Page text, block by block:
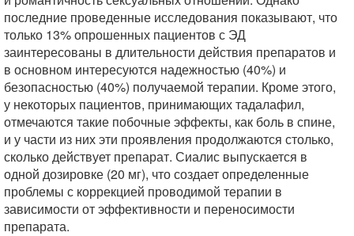
последние проведенные исследования показывают, что
только 13% опрошенных пациентов с ЭД
заинтересованы в длительности действия препаратов и
в основном интересуются надежностью (40%) и
безопасностью (40%) получаемой терапии. Кроме этого,
у некоторых пациентов, принимающих тадалафил,
отмечаются такие побочные эффекты, как боль в спине,
и у части из них эти проявления продолжаются столько,
сколько действует препарат. Сиалис выпускается в
одной дозировке (20 мг), что создает определенные
проблемы с коррекцией проводимой терапии в
зависимости от эффективности и переносимости
препарата.